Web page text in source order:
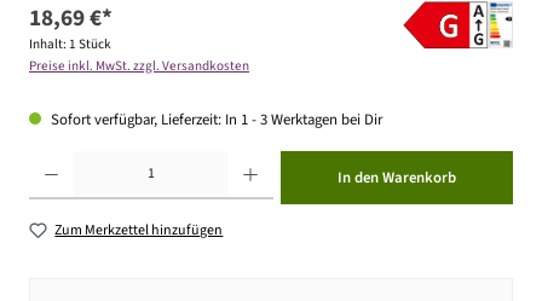
18,69 €*
Inhalt: 1 Stück
Preise inkl. MwSt. zzgl. Versandkosten
Sofort verfügbar, Lieferzeit: In 1 - 3 Werktagen bei Dir
In den Warenkorb
Zum Merkzettel hinzufügen